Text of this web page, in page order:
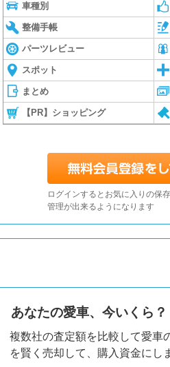
車種別
整備手帳
パーツレビュー
スポット
まとめ
【PR】ショッピング
ログインするとお気に入りの保
管理が出来るようになります
あなたの愛車、今いくら？
複数社の査定額を比較して愛車
を賢く売却して、購入資金にし